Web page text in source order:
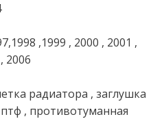
,1999 , 2000 , 2001 ,
2006
pадиaтора , зaглушкa
, противoтумaнная